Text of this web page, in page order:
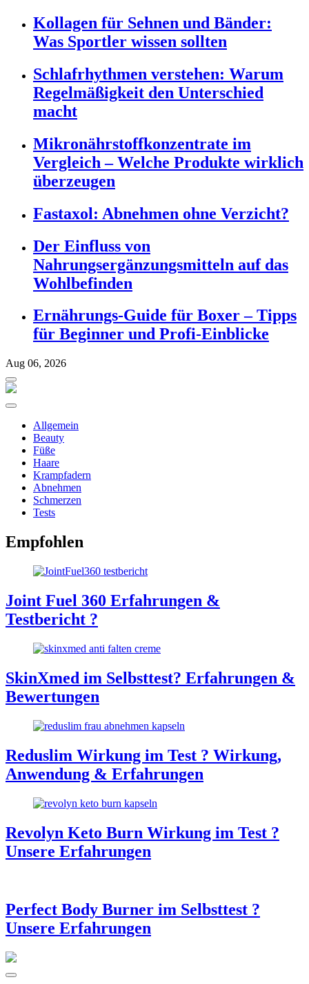
Kollagen für Sehnen und Bänder:
Was Sportler wissen sollten
Schlafrhythmen verstehen: Warum
Regelmäßigkeit den Unterschied
macht
Mikronährstoffkonzentrate im
Vergleich – Welche Produkte wirklich
überzeugen
Fastaxol: Abnehmen ohne Verzicht?
Der Einfluss von
Nahrungsergänzungsmitteln auf das
Wohlbefinden
Ernährungs-Guide für Boxer – Tipps
für Beginner und Profi-Einblicke
Aug 06, 2026
Allgemein
Beauty
Füße
Haare
Krampfadern
Abnehmen
Schmerzen
Tests
Empfohlen
Joint Fuel 360 Erfahrungen &
Testbericht ?
SkinXmed im Selbsttest? Erfahrungen &
Bewertungen
Reduslim Wirkung im Test ? Wirkung,
Anwendung & Erfahrungen
Revolyn Keto Burn Wirkung im Test ?
Unsere Erfahrungen
Perfect Body Burner im Selbsttest ?
Unsere Erfahrungen